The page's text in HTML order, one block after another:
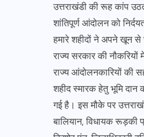
उत्तराखंडी की रूह कांप
शांतिपूर्ण आंदोलन को
हमारे शहीदों ने अपने खून से
राज्य सरकार की
राज्य आंदोलनकारियों की
शहीद स्मारक हेतु भूमि दान
गई है। इस मौके पर
बालियान, विधायक रूड़की